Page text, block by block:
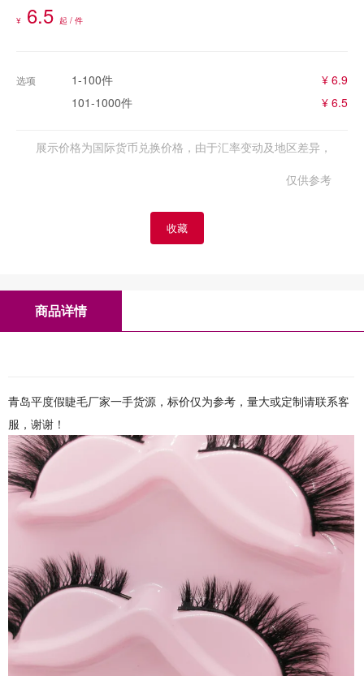
¥ 6.5 起 / 件
选项 1-100件
¥ 6.9
101-1000件
¥ 6.5
展示价格为国际货币兑换价格，由于汇率变动及地区差异，
仅供参考
收藏
商品详情
青岛平度假睫毛厂家一手货源，标价仅为参考，量大或定制请联系客
服，谢谢！